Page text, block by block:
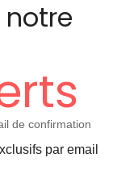
de confirmation
par email